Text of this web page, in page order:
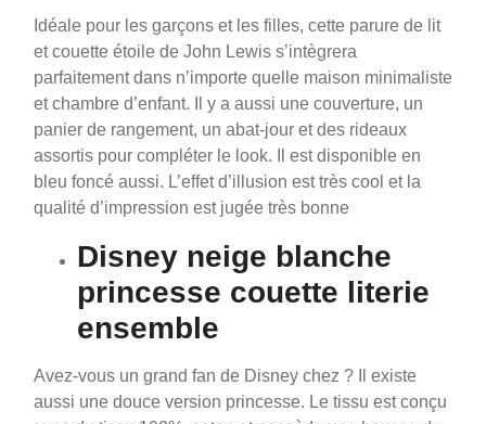
Idéale pour les garçons et les filles, cette parure de lit
et couette étoile de John Lewis s’intègrera
parfaitement dans n’importe quelle maison minimaliste
et chambre d’enfant. Il y a aussi une couverture, un
panier de rangement, un abat-jour et des rideaux
assortis pour compléter le look. Il est disponible en
bleu foncé aussi. L’effet d’illusion est très cool et la
qualité d’impression est jugée très bonne
Disney neige blanche
princesse couette literie
ensemble
Avez-vous un grand fan de Disney chez ? Il existe
aussi une douce version princesse. Le tissu est conçu